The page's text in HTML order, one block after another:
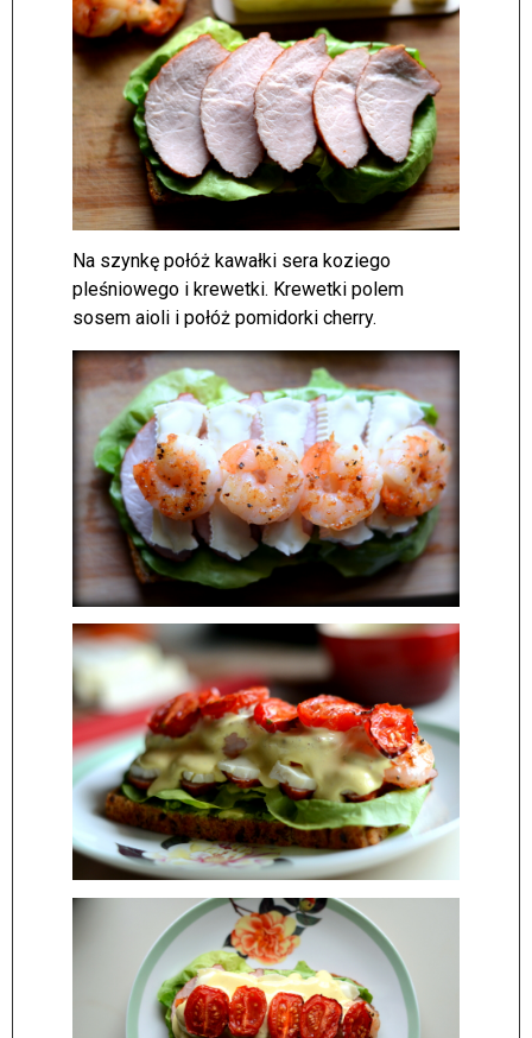
Na szynkę połóż kawałki sera koziego
pleśniowego i krewetki. Krewetki polem
sosem aioli i połóż pomidorki cherry.